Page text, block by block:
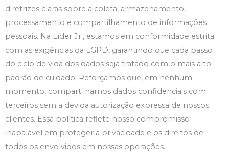
diretrizes claras sobre a coleta, armazenamento,
processamento e compartilhamento de informações
pessoais. Na Líder Jr., estamos em conformidade estrita
com as exigências da LGPD, garantindo que cada passo
do ciclo de vida dos dados seja tratado com o mais alto
padrão de cuidado. Reforçamos que, em nenhum
momento, compartilhamos dados confidenciais com
terceiros sem a devida autorização expressa de nossos
clientes. Essa política reflete nosso compromisso
inabalável em proteger a privacidade e os direitos de
todos os envolvidos em nossas operações.